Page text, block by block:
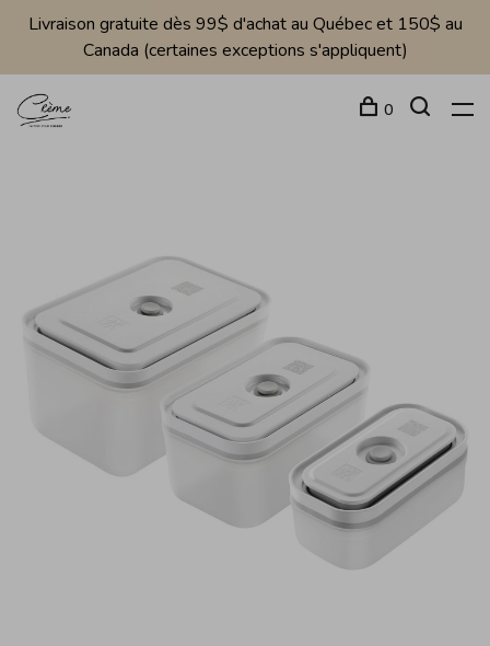
Livraison gratuite dès 99$ d'achat au Québec et 150$ au
Canada (certaines exceptions s'appliquent)
0